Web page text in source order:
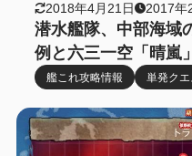
2018年4月21日 2017年
潜水艦隊、中部海域
例と六三一空「晴嵐
艦これ攻略情報 単発クエ